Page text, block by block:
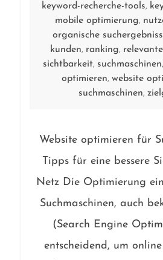
keyword-recherche-tools,
mobile optimierung,
organische
kunden, ranking,
sichtbarkeit, suchmaschinen,
optimieren,website
suchmaschinen,
Website optimieren für
Tipps für eine bessere
Netz Die Optimierung
Suchmaschinen, auch
(Search Engine
entscheidend, um